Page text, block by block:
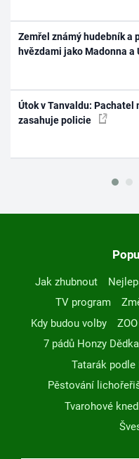
Zemřel známý hudebník a
hvězdami jako Madonna a
Útok v Tanvaldu:
zasahuje policie
Jak zhubnout
TV program
Kdy budou volby
7 pádů Honzy Dědka
Tatarák podle
Pěstování
Tvarohové